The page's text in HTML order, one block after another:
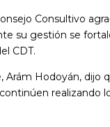
Consultivo
su gestión se
CDT.
Arám Hodoyán, dijo